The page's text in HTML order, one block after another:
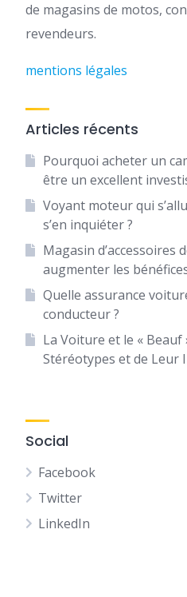
de magasins de motos,
revendeurs.
mentions légales
Articles récents
Pourquoi acheter un
être un excellent
Voyant moteur qui
s’en inquiéter ?
Magasin d’accessoires
augmenter les
Quelle assurance
conducteur ?
La Voiture et le « Beauf
Stéréotypes et de Leur
Social
Facebook
Twitter
LinkedIn